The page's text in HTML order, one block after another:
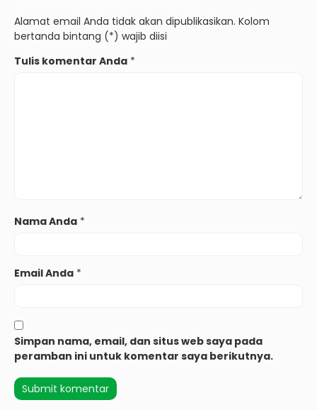
Alamat email Anda tidak akan dipublikasikan. Kolom
bertanda bintang (*) wajib diisi
Tulis komentar Anda *
Nama Anda *
Email Anda *
Simpan nama, email, dan situs web saya pada
peramban ini untuk komentar saya berikutnya.